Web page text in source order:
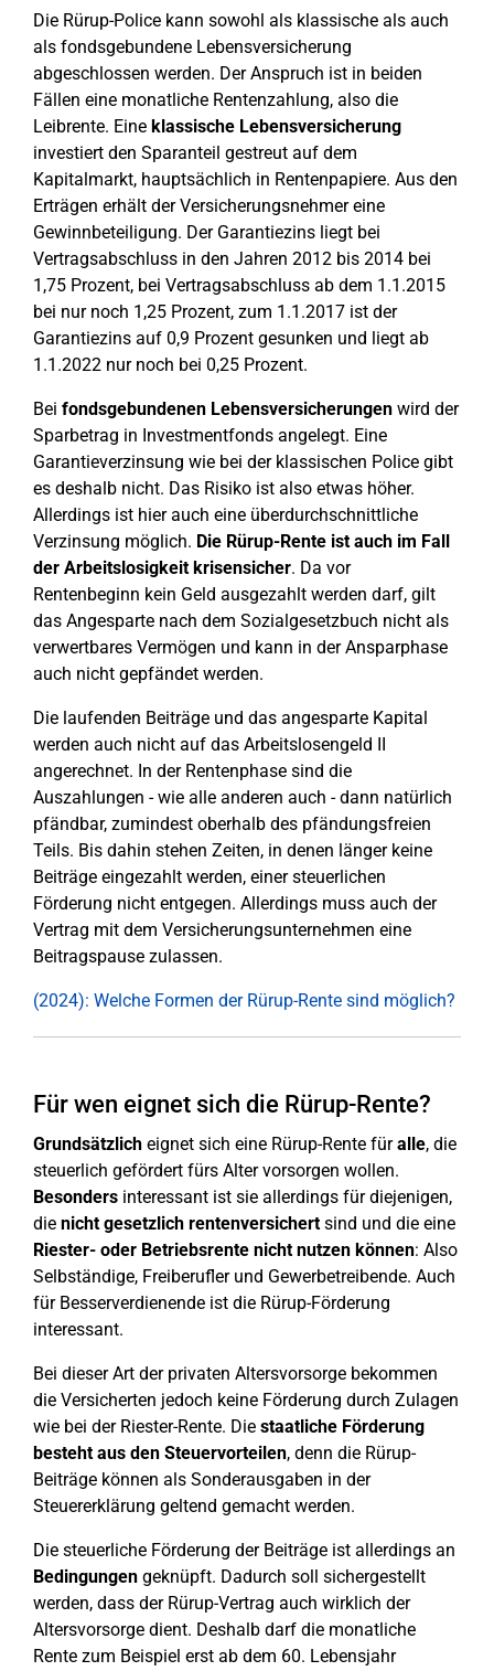
Die Rürup-Police kann sowohl als klassische als auch
als fondsgebundene Lebensversicherung
abgeschlossen werden. Der Anspruch ist in beiden
Fällen eine monatliche Rentenzahlung, also die
Leibrente. Eine klassische Lebensversicherung
investiert den Sparanteil gestreut auf dem
Kapitalmarkt, hauptsächlich in Rentenpapiere. Aus den
Erträgen erhält der Versicherungsnehmer eine
Gewinnbeteiligung. Der Garantiezins liegt bei
Vertragsabschluss in den Jahren 2012 bis 2014 bei
1,75 Prozent, bei Vertragsabschluss ab dem 1.1.2015
bei nur noch 1,25 Prozent, zum 1.1.2017 ist der
Garantiezins auf 0,9 Prozent gesunken und liegt ab
1.1.2022 nur noch bei 0,25 Prozent.
Bei fondsgebundenen Lebensversicherungen wird der
Sparbetrag in Investmentfonds angelegt. Eine
Garantieverzinsung wie bei der klassischen Police gibt
es deshalb nicht. Das Risiko ist also etwas höher.
Allerdings ist hier auch eine überdurchschnittliche
Verzinsung möglich. Die Rürup-Rente ist auch im Fall
der Arbeitslosigkeit krisensicher. Da vor
Rentenbeginn kein Geld ausgezahlt werden darf, gilt
das Angesparte nach dem Sozialgesetzbuch nicht als
verwertbares Vermögen und kann in der Ansparphase
auch nicht gepfändet werden.
Die laufenden Beiträge und das angesparte Kapital
werden auch nicht auf das Arbeitslosengeld II
angerechnet. In der Rentenphase sind die
Auszahlungen - wie alle anderen auch - dann natürlich
pfändbar, zumindest oberhalb des pfändungsfreien
Teils. Bis dahin stehen Zeiten, in denen länger keine
Beiträge eingezahlt werden, einer steuerlichen
Förderung nicht entgegen. Allerdings muss auch der
Vertrag mit dem Versicherungsunternehmen eine
Beitragspause zulassen.
(2024): Welche Formen der Rürup-Rente sind möglich?
Für wen eignet sich die Rürup-Rente?
Grundsätzlich eignet sich eine Rürup-Rente füralle, die
steuerlich gefördert fürs Alter vorsorgen wollen.
Besonders interessant ist sie allerdings für diejenigen,
die nicht gesetzlich rentenversichertsind und die eine
Riester- oder Betriebsrente nicht nutzen können: Also
Selbständige, Freiberufler und Gewerbetreibende. Auch
für Besserverdienende ist die Rürup-Förderung
interessant.
Bei dieser Art der privaten Altersvorsorge bekommen
die Versicherten jedoch keine Förderung durch Zulagen
wie bei der Riester-Rente. Die staatliche Förderung
besteht aus den Steuervorteilen, denn die Rürup-
Beiträge können als Sonderausgaben in der
Steuererklärung geltend gemacht werden.
Die steuerliche Förderung der Beiträge ist allerdings an
Bedingungen geknüpft. Dadurch soll sichergestellt
werden, dass der Rürup-Vertrag auch wirklich der
Altersvorsorge dient. Deshalb darf die monatliche
Rente zum Beispiel erst ab dem 60. Lebensjahr